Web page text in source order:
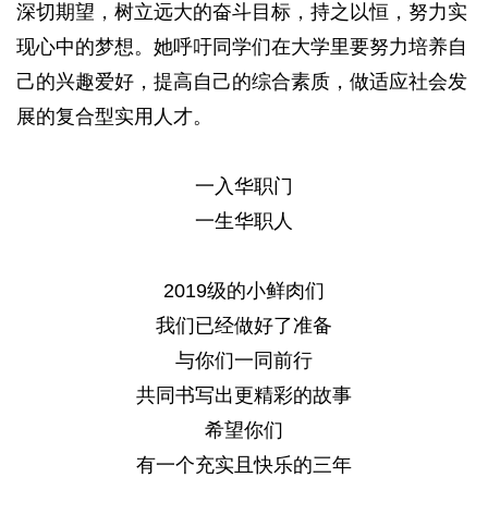
深切期望，树立远大的奋斗目标，持之以恒，努力实
现心中的梦想。她呼吁同学们在大学里要努力培养自
己的兴趣爱好，提高自己的综合素质，做适应社会发
展的复合型实用人才。
一入华职门
一生华职人
2019级的小鲜肉们
我们已经做好了准备
与你们一同前行
共同书写出更精彩的故事
希望你们
有一个充实且快乐的三年